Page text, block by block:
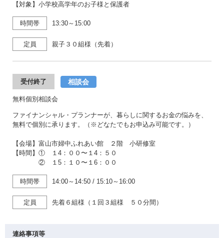
【対象】小学校高学年のお子様と保護者
時間帯 13:30～15:00
定員 親子３０組様（先着）
受付終了 相談会
無料個別相談会
ファイナンシャル・プランナーが、暮らしに関するお金の悩みを、
無料で個別に承ります。（※どなたでもお申込み可能です。）
【会場】富山市婦中ふれあい館 ２階 小研修室
【時間】① １4：００〜１4：５０
② １5：１０〜１6：００
時間帯 14:00～14:50 / 15:10～16:00
定員 先着６組様（１回３組様 ５０分間）
連絡事項等